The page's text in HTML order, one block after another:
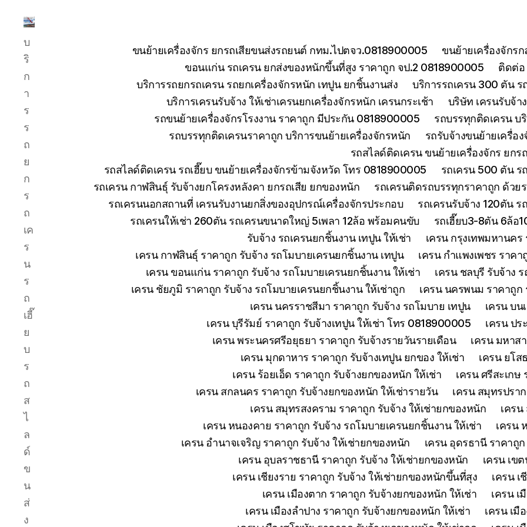
รถ
ยก
รถ
รถ
เฮี๊ยบ
รถ
ขนส่ง
เครื่องจักร
โทร
บ
ริ
ก
า
ร
ร
ถ
ย
ก
ร
ถ
เค
ร
น
ร
ถ
เฮี๊
ย
บ
ร
ถ
ส
ไ
ล
ด์
ข
น
ส่
ง
ขนย้ายเครื่องจักร ยกรถเสียขนส่งรถยนต์ กทม.ไปตจว.0818900005
ขนย้ายเครื่องจักร
ขอนแก่น รถเครน ยกส่งของหนักขึ้นที่สูง ราคาถูก จป.2 0818900005
ติดต่อ
บริการรถยกรถเครน รถยกเครื่องจักรหนัก เทปูน ยกชิ้นงานส่ง
บริการรถเครน 300 ตัน
บริการเครนรับจ้าง ให้เช่าเครนยกเครื่องจักรหนัก เครนกระเช้า
บริษัท เครนรับจ้า
รถขนย้ายเครื่องจักรโรงงาน ราคาถูก มีประกัน 0818900005
รถบรรทุกติดเครน บ
รถบรรทุกติดเครนราคาถูก บริการขนย้ายเครื่องจักรหนัก
รถรับจ้างขนย้ายเครื่อ
รถสไลด์ติดเครน ขนย้ายเครื่องจักร ยก
รถสไลด์ติดเครน รถเฮี๊ยบ ขนย้ายเครื่องจักรข้ามจังหวัด โทร 0818900005
รถเครน 500 ตัน ร
รถเครน กาฬสินธุ์ รับจ้างยกโครงหลังคา ยกรถเสีย ยกของหนัก
รถเครนติดรถบรรทุกราคาถูก ด้ว
รถเครนนอกสถานที่ เครนรับงานยกสิ่งของอุปกรณ์เครื่องจักรประกอบ
รถเครนรับจ้าง 120ตัน
รถเครนให้เช่า 260ตัน รถเครนขนาดใหญ่ 5เพลา 12ล้อ พร้อมคนขับ
รถเฮี๊ยบ3-8ตัน 6ล้อ
รับจ้าง รถเครนยกชิ้นงาน เทปูน ให้เช่า
เครน กรุงเทพมหานคร
เครน กาฬสินธุ์ ราคาถูก รับจ้าง รถโมบายเครนยกชิ้นงาน เทปูน
เครน กำแพงเพชร ราค
เครน ขอนแก่น ราคาถูก รับจ้าง รถโมบายเครนยกชิ้นงาน ให้เช่า
เครน ชลบุรี รับจ้าง
เครน ชัยภูมิ ราคาถูก รับจ้าง รถโมบายเครนยกชิ้นงาน ให้เช่าถูก
เครน นครพนม ราคาถูก
เครน นครราชสีมา ราคาถูก รับจ้าง รถโมบาย เทปูน
เครน บน
เครน บุรีรัมย์ ราคาถูก รับจ้างเทปูน ให้เช่า โทร 0818900005
เครน ปร
เครน พระนครศรีอยุธยา ราคาถูก รับจ้างรายวันรายเดือน
เครน มหาส
เครน มุกดาหาร ราคาถูก รับจ้างเทปูน ยกของ ให้เช่า
เครน ยโส
เครน ร้อยเอ็ด ราคาถูก รับจ้างยกของหนัก ให้เช่า
เครน ศรีสะเกษ
เครน สกลนคร ราคาถูก รับจ้างยกของหนัก ให้เช่ารายวัน
เครน สมุทรปรา
เครน สมุทรสงคราม ราคาถูก รับจ้าง ให้เช่ายกของหนัก
เคร
เครน หนองคาย ราคาถูก รับจ้าง รถโมบายเครนยกชิ้นงาน ให้เช่า
เครน
เครน อำนาจเจริญ ราคาถูก รับจ้าง ให้เช่ายกของหนัก
เครน อุดรธานี ราคาถู
เครน อุบลราชธานี ราคาถูก รับจ้าง ให้เช่ายกของหนัก
เครน เข
เครน เชียงราย ราคาถูก รับจ้าง ให้เช่ายกของหนักขึ้นที่สุง
เครน เ
เครน เมืองตาก ราคาถูก รับจ้างยกของหนัก ให้เช่า
เครน เ
เครน เมืองลำปาง ราคาถูก รับจ้างยกของหนัก ให้เช่า
เครน เมื